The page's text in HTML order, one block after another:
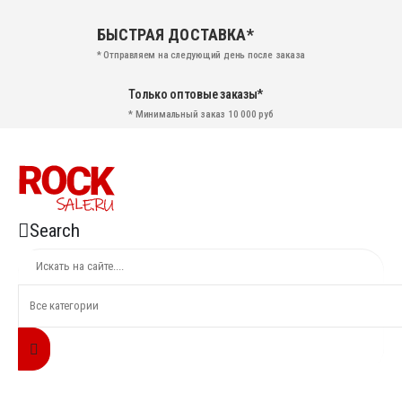
БЫСТРАЯ ДОСТАВКА*
* Отправляем на следующий день после заказа
Только оптовые заказы*
* Минимальный заказ 10 000 руб
Search